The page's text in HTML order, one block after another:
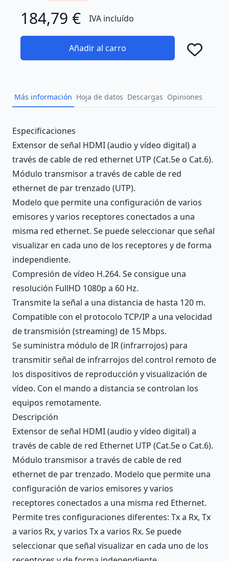
184,79 € IVA incluído
Añadir al carro
Más información Hoja de datos Descargas Opiniones
Description
Especificaciones
Extensor de señal HDMI (audio y vídeo digital) a
través de cable de red ethernet UTP (Cat.5e o Cat.6).
Módulo transmisor a través de cable de red
ethernet de par trenzado (UTP).
Modelo que permite una configuración de varios
emisores y varios receptores conectados a una
misma red ethernet. Se puede seleccionar que señal
visualizar en cada uno de los receptores y de forma
independiente.
Compresión de vídeo H.264. Se consigue una
resolución FullHD 1080p a 60 Hz.
Transmite la señal a una distancia de hasta 120 m.
Compatible con el protocolo TCP/IP a una velocidad
de transmisión (streaming) de 15 Mbps.
Se suministra módulo de IR (infrarrojos) para
transmitir señal de infrarrojos del control remoto de
los dispositivos de reproducción y visualización de
vídeo. Con el mando a distancia se controlan los
equipos remotamente.
Descripción
Extensor de señal HDMI (audio y vídeo digital) a
través de cable de red Ethernet UTP (Cat.5e o Cat.6).
Módulo transmisor a través de cable de red
ethernet de par trenzado. Modelo que permite una
configuración de varios emisores y varios
receptores conectados a una misma red Ethernet.
Permite tres configuraciones diferentes: Tx a Rx, Tx
a varios Rx, y varios Tx a varios Rx. Se puede
seleccionar que señal visualizar en cada uno de los